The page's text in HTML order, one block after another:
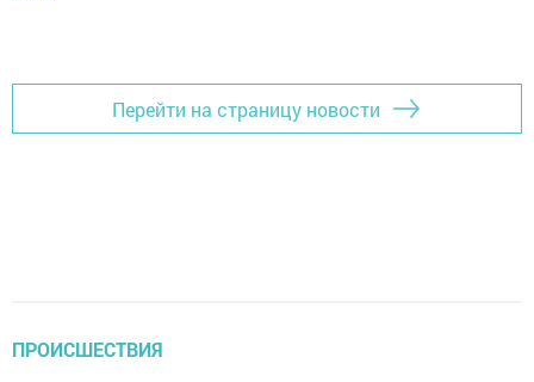
Перейти на страницу новости
ПРОИСШЕСТВИЯ